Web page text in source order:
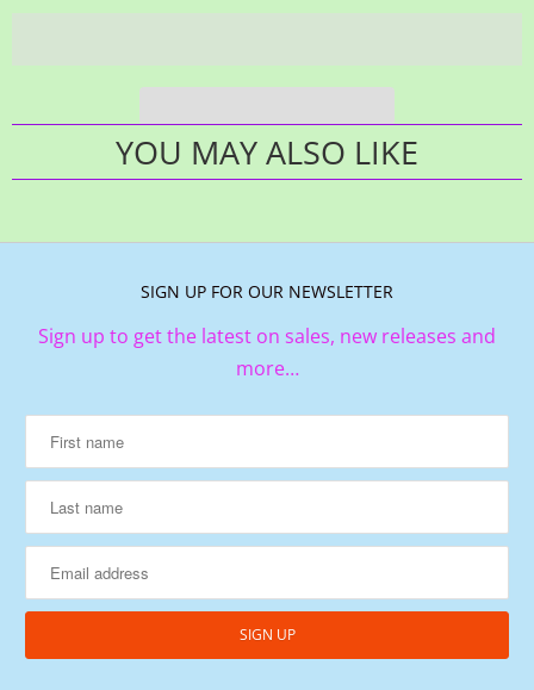
YOU MAY ALSO LIKE
SIGN UP FOR OUR NEWSLETTER
Sign up to get the latest on sales, new releases and
more…